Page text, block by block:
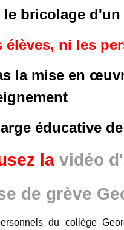
le bricolage
ni les
la mise en
éducative
la vidéo
de grève
du collège